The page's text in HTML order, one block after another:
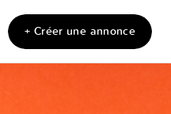
+ Créer une annonce